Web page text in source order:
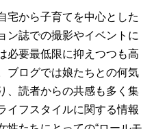
宅から子育てを中心とした
ン誌での撮影やイベントに
必要最低限に抑えつつも高
ブログでは娘たちとの何気
、読者からの共感も多く集
イフスタイルに関する情報